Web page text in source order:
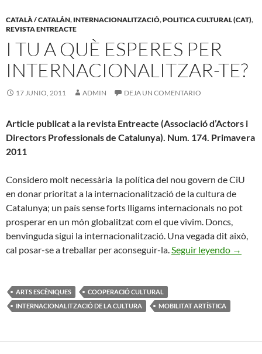
CATALÀ / CATALÁN, INTERNACIONALITZACIÓ,POLITICA CULTURAL (CAT),
REVISTA ENTREACTE
I TU A QUÈ ESPERES PER
INTERNACIONALITZAR-TE?
17 JUNIO, 2011 ADMIN DEJA UN COMENTARIO
Article publicat a la revista Entreacte (Associació d’Actors i
Directors Professionals de Catalunya). Num. 174. Primavera
2011
Considero molt necessària la política del nou govern de CiU
en donar prioritat a la internacionalització de la cultura de
Catalunya; un país sense forts lligams internacionals no pot
prosperar en un món globalitzat com el que vivim. Doncs,
benvinguda sigui la internacionalització. Una vegada dit això,
cal posar-se a treballar per aconseguir-la.Seguir leyendo I tu a
→
ARTS ESCÈNIQUES
COOPERACIÓ CULTURAL
INTERNACIONALITZACIÓ DE LA CULTURA
MOBILITAT ARTÍSTICA